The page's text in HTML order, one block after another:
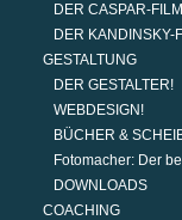
DER CASPAR-FILM
DER KANDINSKY-
GESTALTUNG
DER GESTALTER!
WEBDESIGN!
BÜCHER &
Fotomacher: Der
DOWNLOADS
COACHING